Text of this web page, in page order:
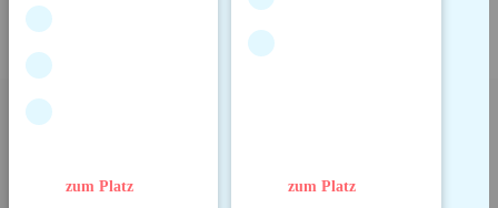
zum Platz zum Platz